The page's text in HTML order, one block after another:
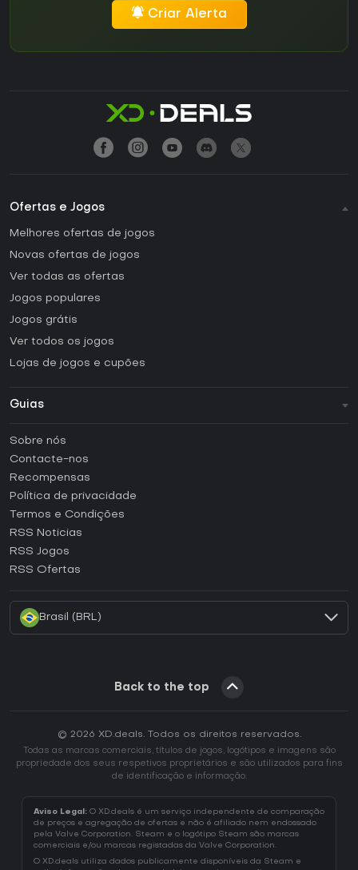
Criar Alerta
Ofertas e Jogos
Melhores ofertas de jogos
Novas ofertas de jogos
Ver todas as ofertas
Jogos populares
Jogos grátis
Ver todos os jogos
Lojas de jogos e cupões
Guias
Como ativar uma CD Key Steam?
Como ativar uma CD Key Epic Games?
Como ativar uma CD Key GOG?
Como ativar uma CD Key Ubisoft Connect?
Sobre nós
Contacte-nos
Recompensas
Política de privacidade
Termos e Condições
RSS Noticias
RSS Jogos
RSS Ofertas
Brasil (BRL)
Back to the top
© 2026 XD.deals. Todos os direitos reservados.
Todas as marcas comerciais, títulos de jogos, logótipos e imagens são
propriedade dos seus respetivos proprietários e são utilizados para fins
de identificação e informação.
Aviso Legal: O XD.deals é um serviço independente de comparação
de preços e agregação de ofertas e não é afiliado nem endossado
pela Valve Corporation. Steam e o logótipo Steam são marcas
comerciais e/ou marcas registadas da Valve Corporation.
O XD.deals utiliza dados publicamente disponíveis da Steam e